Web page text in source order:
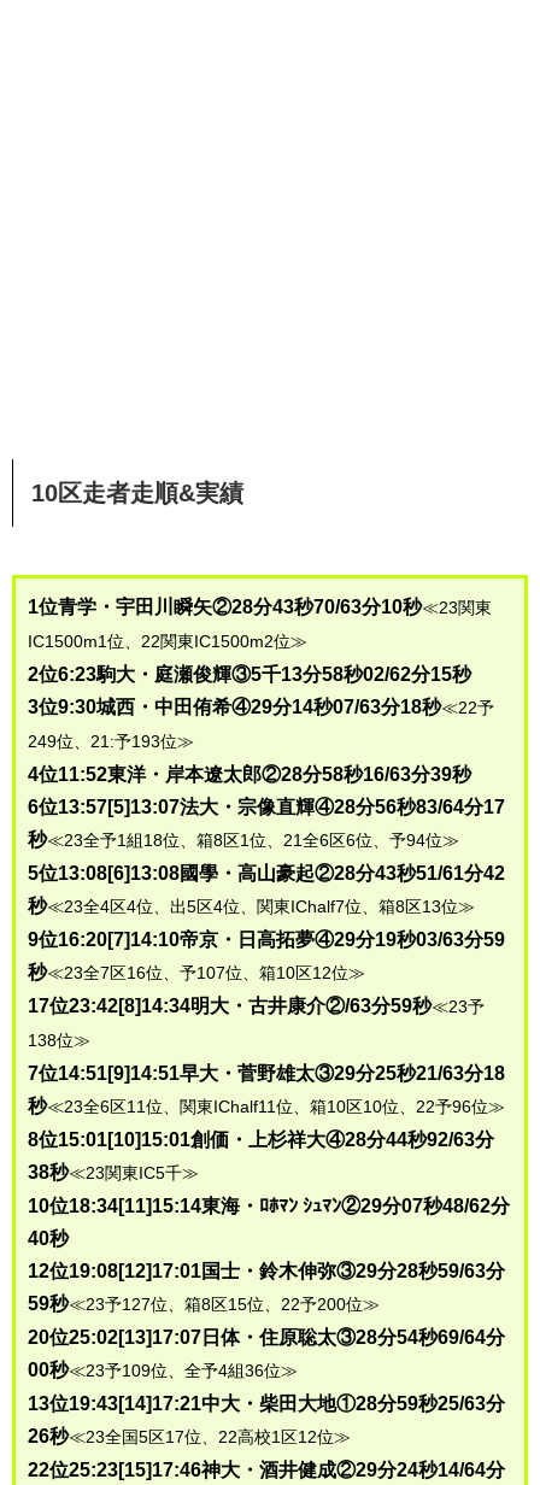
10区走者走順&実績
1位青学・宇田川瞬矢②28分43秒70/63分10秒≪23関東
IC1500m1位、22関東IC1500m2位≫
2位6:23駒大・庭瀬俊輝③5千13分58秒02/62分15秒
3位9:30城西・中田侑希④29分14秒07/63分18秒≪22予
249位、21:予193位≫
4位11:52東洋・岸本遼太郎②28分58秒16/63分39秒
6位13:57[5]13:07法大・宗像直輝④28分56秒83/64分17
秒≪23全予1組18位、箱8区1位、21全6区6位、予94位≫
5位13:08[6]13:08國學・高山豪起②28分43秒51/61分42
秒≪23全4区4位、出5区4位、関東IChalf7位、箱8区13位≫
9位16:20[7]14:10帝京・日高拓夢④29分19秒03/63分59
秒≪23全7区16位、予107位、箱10区12位≫
17位23:42[8]14:34明大・古井康介②/63分59秒≪23予
138位≫
7位14:51[9]14:51早大・菅野雄太③29分25秒21/63分18
秒≪23全6区11位、関東IChalf11位、箱10区10位、22予96位≫
8位15:01[10]15:01創価・上杉祥大④28分44秒92/63分
38秒≪23関東IC5千≫
10位18:34[11]15:14東海・ﾛﾎﾏﾝ ｼｭﾏﾝ②29分07秒48/62分
40秒
12位19:08[12]17:01国士・鈴木伸弥③29分28秒59/63分
59秒≪23予127位、箱8区15位、22予200位≫
20位25:02[13]17:07日体・住原聡太③28分54秒69/64分
00秒≪23予109位、全予4組36位≫
13位19:43[14]17:21中大・柴田大地①28分59秒25/63分
26秒≪23全国5区17位、22高校1区12位≫
22位25:23[15]17:46神大・酒井健成②29分24秒14/64分